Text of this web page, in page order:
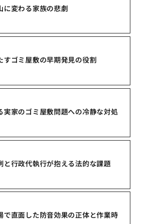
に変わる家族の悲劇
すゴミ屋敷の早期発見の役割
実家のゴミ屋敷問題への冷静な対処
と行政代執行が抱える法的な課題
で直面した防音効果の正体と作業時